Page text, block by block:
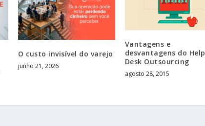
O custo invisível do varejo
junho 21, 2026
Vantagens e
desvantagens do Help
Desk Outsourcing
agosto 28, 2015